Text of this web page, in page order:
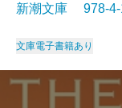
新潮文庫 978-
文庫電子書籍あり